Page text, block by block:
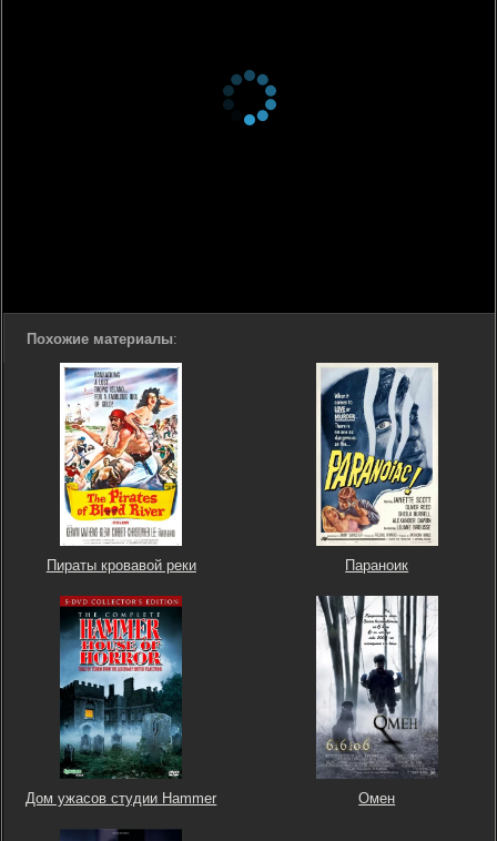
Похожие материалы:
Пираты кровавой реки Параноик
Дом ужасов студии Hammer Омен